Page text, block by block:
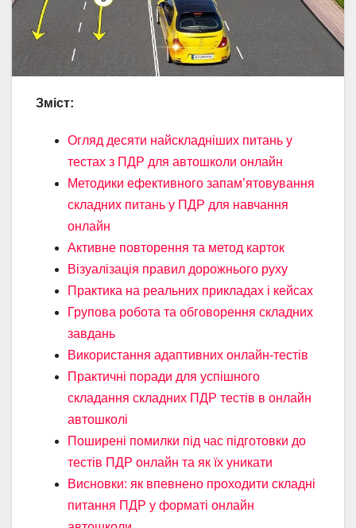
Зміст:
Огляд десяти найскладніших питань у
тестах з ПДР для автошколи онлайн
Методики ефективного запам’ятовування
складних питань у ПДР для навчання
онлайн
Активне повторення та метод карток
Візуалізація правил дорожнього руху
Практика на реальних прикладах і кейсах
Групова робота та обговорення складних
завдань
Використання адаптивних онлайн-тестів
Практичні поради для успішного
складання складних ПДР тестів в онлайн
автошколі
Поширені помилки під час підготовки до
тестів ПДР онлайн та як їх уникати
Висновки: як впевнено проходити складні
питання ПДР у форматі онлайн